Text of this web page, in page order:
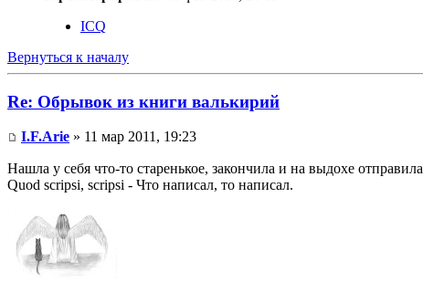
ICQ
Вернуться к началу
Re: Обрывок из книги валькирий
I.F.Arie » 11 мар 2011, 19:23
Нашла у себя что-то старенькое, закончила и на выдохе отправила
Quod scripsi, scripsi - Что написал, то написал.